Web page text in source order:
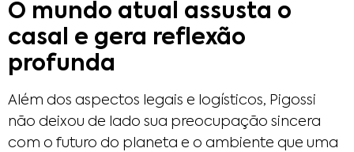
O mundo atual assusta o
casal e gera reflexão
profunda
Além dos aspectos legais e logísticos, Pigossi
não deixou de lado sua preocupação sincera
com o futuro do planeta e o ambiente que uma